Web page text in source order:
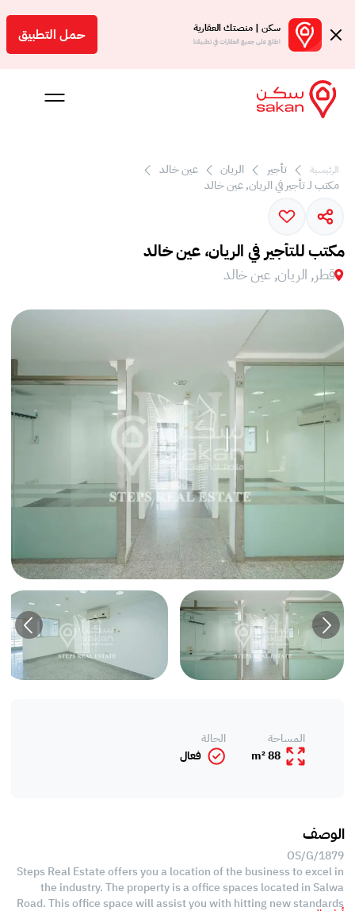
سكن | منصتك العقارية
اطلع على جميع العقارات في تطبيقنا حمل التطبيق
الرئيسية تأجير الريان
عين خالد
مكتب لـ تأجير في الريان, عين خالد
مكتب للتأجير في الريان، عين خالد
قطر, الريان, عين خالد
المساحة
88 m²
الحالة
فعال
الوصف
OS/G/1879
Steps Real Estate offers you a location of the business to excel in
the industry. The property is a office spaces located in Salwa
Road. This office space will assist you with hitting new standards